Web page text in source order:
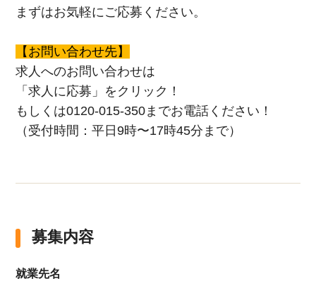
まずはお気軽にご応募ください。
【お問い合わせ先】
求人へのお問い合わせは
「求人に応募」をクリック！
もしくは0120-015-350までお電話ください！
（受付時間：平日9時〜17時45分まで）
募集内容
就業先名